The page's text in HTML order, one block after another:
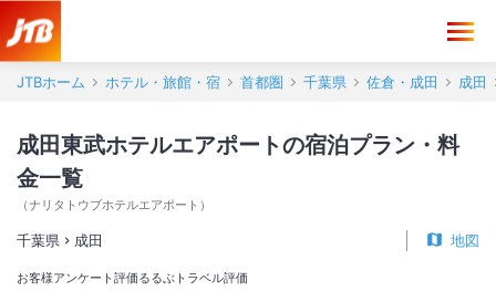
JTBホーム ホテル・旅館・宿 首都圏 千葉県 佐倉・成田 成田
成田東武ホテルエアポートの宿泊プラン・料
金一覧
（ナリタトウブホテルエアポート ）
千葉県 成田 地図
お客様アンケート評価るるぶトラベル評価